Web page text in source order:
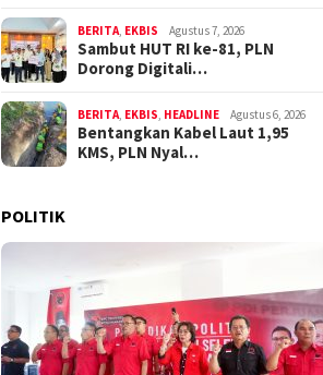
BERITA EKBIS Agustus 7, 2026
Sambut HUT RI ke-81, PLN
Dorong Digitali…
BERITA EKBIS HEADLINE Agustus 6, 2026
Bentangkan Kabel Laut 1,95
KMS, PLN Nyal…
POLITIK